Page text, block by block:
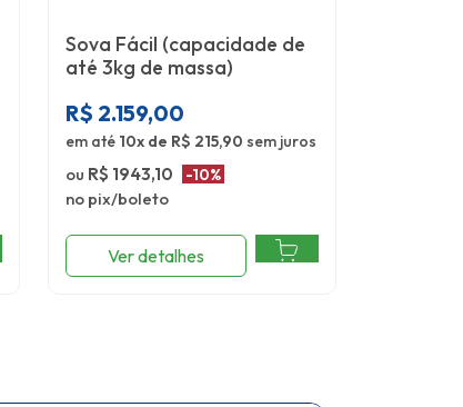
Sova Fácil (capacidade de
até 3kg de massa)
R$ 2.159,00
em até 10x de R$ 215,90 sem juros
ou R$ 1943,10 -10%
no pix/boleto
Ver detalhes